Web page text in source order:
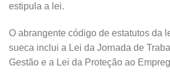
estipula a lei.
O abrangente código de estatutos da
sueca inclui a Lei da Jornada de
Gestão e a Lei da Proteção ao